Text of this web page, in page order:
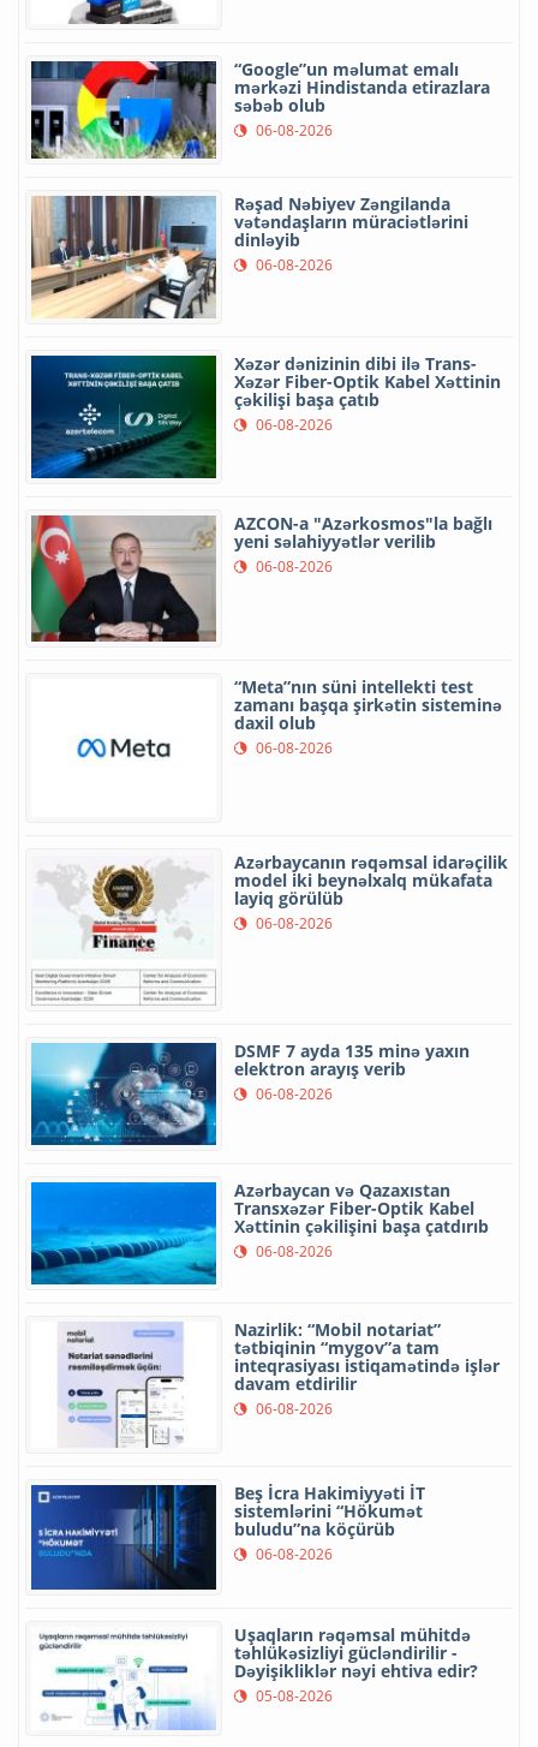
“Google”un məlumat emalı
mərkəzi Hindistanda etirazlara
səbəb olub
06-08-2026
Rəşad Nəbiyev Zəngilanda
vətəndaşların müraciətlərini
dinləyib
06-08-2026
Xəzər dənizinin dibi ilə Trans-
Xəzər Fiber-Optik Kabel Xəttinin
çəkilişi başa çatıb
06-08-2026
AZCON-a "Azərkosmos"la bağlı
yeni səlahiyyətlər verilib
06-08-2026
“Meta”nın süni intellekti test
zamanı başqa şirkətin sisteminə
daxil olub
06-08-2026
Azərbaycanın rəqəmsal idarəçilik
model iki beynəlxalq mükafata
layiq görülüb
06-08-2026
DSMF 7 ayda 135 minə yaxın
elektron arayış verib
06-08-2026
Azərbaycan və Qazaxıstan
Transxəzər Fiber-Optik Kabel
Xəttinin çəkilişini başa çatdırıb
06-08-2026
Nazirlik: “Mobil notariat”
tətbiqinin “mygov”a tam
inteqrasiyası istiqamətində işlər
davam etdirilir
06-08-2026
Beş İcra Hakimiyyəti İT
sistemlərini “Hökumət
buludu”na köçürüb
06-08-2026
Uşaqların rəqəmsal mühitdə
təhlükəsizliyi gücləndirilir -
Dəyişikliklər nəyi ehtiva edir?
05-08-2026